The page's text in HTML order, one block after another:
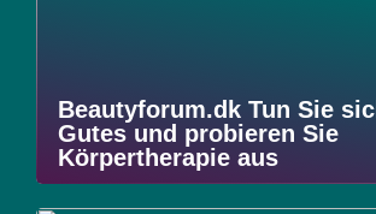
Beautyforum.dk Tun Sie
Gutes und probieren Sie
Körpertherapie aus